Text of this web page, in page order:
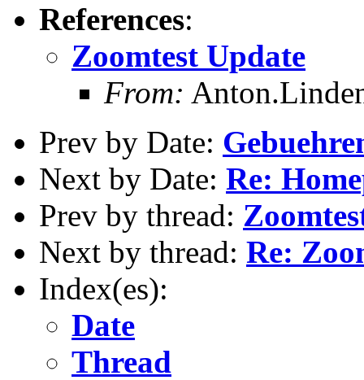
References:
Zoomtest Update
From:
Prev by Date:
Next by Date: Re:
Prev by thread:
Next by thread: Re:
Index(es):
Date
Thread